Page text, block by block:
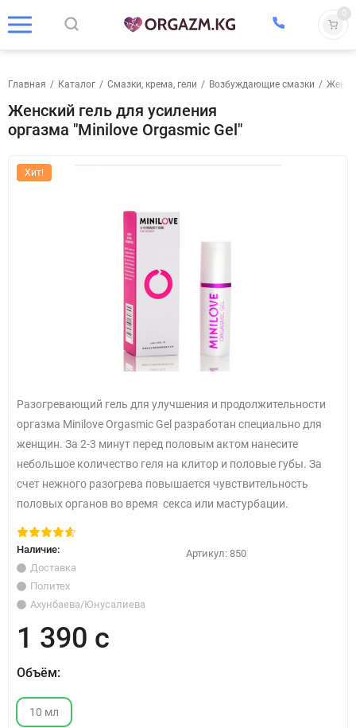
0
Главная / Каталог / Смазки, крема, гели / Возбуждающие смазки /
Женский гель для усиления
оргазма "Minilove Orgasmic Gel"
Хит!
Разогревающий гель для улучшения и продолжительности
оргазма Minilove Orgasmic Gel разработан специально для
женщин. За 2-3 минут перед половым актом нанесите
небольшое количество геля на клитор и половые губы. За
счет нежного разогрева повышается чувствительность
половых органов во время секса или мастурбации.
Наличие:
Доставка
Политех
Ахунбаева/Юнусалиева
Артикул: 850
1 390 с
Объём:
10 мл